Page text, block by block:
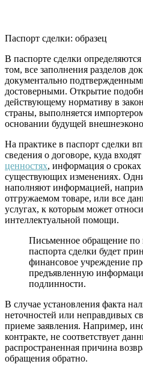
Паспорт сделки: образец
В паспорте сделки
том, все заполнения разделов
документально
достоверными. Открытие
действующему нормативу в
страны, выполняется
основании будущей
На практике в паспорт сделки
сведения о договоре, куда
ценностях, информация о
существующих изменениях.
наполняют информацией,
отгружаемом товаре, или все
услугах, к которым может
интеллектуальной помощи.
Письменное обращение по
паспорта сделки будет
финансовое учреждение
предъявленную
подлинности.
В случае установления факта
неточностей или неправдивых
приеме заявления. Например,
контракте, не соответствует
распространенная причина
обращения обратно.